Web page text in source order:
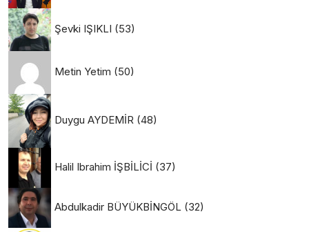
Şevki IŞIKLI (53)
Metin Yetim (50)
Duygu AYDEMİR (48)
Halil Ibrahim İŞBİLİCİ (37)
Abdulkadir BÜYÜKBİNGÖL (32)